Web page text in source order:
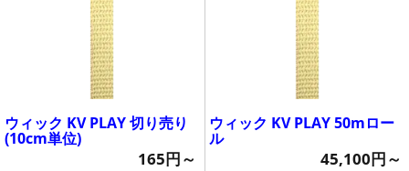
ウィック KV PLAY 切り売り
(10cm単位)
165円～
ウィック KV PLAY 50mロー
ル
45,100円～